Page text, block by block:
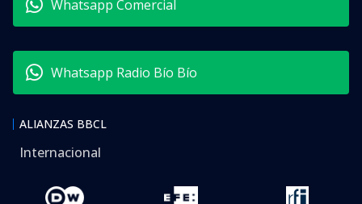
Whatsapp Comercial
Whatsapp Radio Bío Bío
ALIANZAS BBCL
Internacional